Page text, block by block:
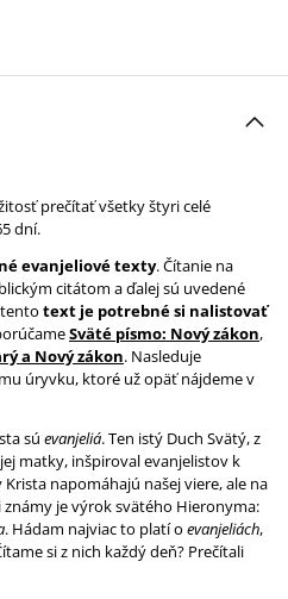
prečítať všetky štyri celé
dní.
evanjeliové texty. Čítanie na
citátom a ďalej sú uvedené
text je potrebné si nalistovať
Sväté písmo: Nový zákon,
a Nový zákon. Nasleduje
úryvku, ktoré už opäť nájdeme v
sú evanjeliá. Ten istý Duch Svätý, z
matky, inšpiroval evanjelistov k
Krista napomáhajú našej viere, ale na
známy je výrok svätého Hieronyma:
. Hádam najviac to platí o evanjeliách,
si z nich každý deň? Prečítali